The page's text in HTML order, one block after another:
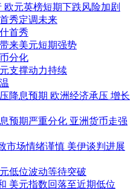
欧元英榜短期下跌风险加剧
秀定调未来
首秀
来美元短期强势
分化
支撑动力持续
降息预期 欧洲经济承压 增长
预期严重分化 亚洲货币走强
市场情绪谨慎 美伊谈判进展
低位波动等待突破
美元指数回落至近期低位